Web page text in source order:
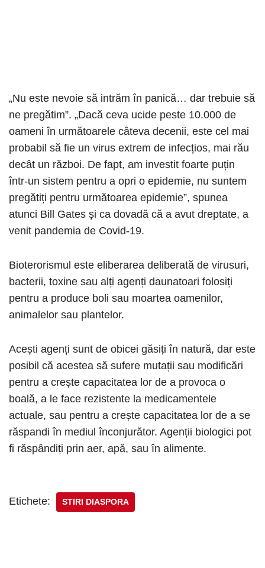
„Nu este nevoie să intrăm în panică… dar trebuie să
ne pregătim”. „Dacă ceva ucide peste 10.000 de
oameni în următoarele câteva decenii, este cel mai
probabil să fie un virus extrem de infecțios, mai rău
decât un război. De fapt, am investit foarte puțin
într-un sistem pentru a opri o epidemie, nu suntem
pregătiți pentru următoarea epidemie”, spunea
atunci Bill Gates şi ca dovadă că a avut dreptate, a
venit pandemia de Covid-19.
Bioterorismul este eliberarea deliberată de virusuri,
bacterii, toxine sau alți agenți daunatoari folosiți
pentru a produce boli sau moartea oamenilor,
animalelor sau plantelor.
Acești agenți sunt de obicei găsiți în natură, dar este
posibil că acestea să sufere mutații sau modificări
pentru a crește capacitatea lor de a provoca o
boală, a le face rezistente la medicamentele
actuale, sau pentru a crește capacitatea lor de a se
răspandi în mediul înconjurător. Agenții biologici pot
fi răspândiți prin aer, apă, sau în alimente.
Etichete: STIRI DIASPORA